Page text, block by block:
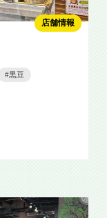
店舗情報
黒豆